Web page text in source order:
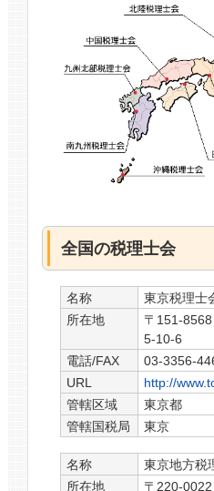
全国の税理士会
名称
東京税理士
所在地
〒151-
5-10-6
電話/FAX
03-3356-
URL
http://
管轄区域
東京都
管轄国税局
東京
名称
東京地方税
所在地
〒220-